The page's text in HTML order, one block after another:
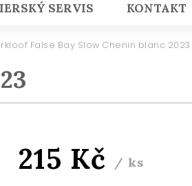
SERVIS KONTAKT
False Bay Slow Chenin blanc 2023
215 Kč / ks